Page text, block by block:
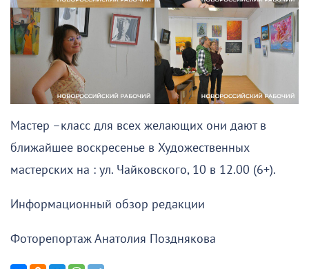
Мастер –класс для всех желающих они дают в
ближайшее воскресенье в Художественных
мастерских на : ул. Чайковского, 10 в 12.00 (6+).
Информационный обзор редакции
Фоторепортаж Анатолия Позднякова